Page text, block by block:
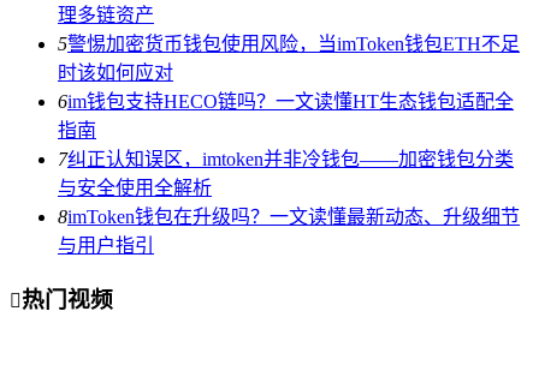
理多链资产
5警惕加密货币钱包使用风险，当imToken钱包ETH不足
时该如何应对
6im钱包支持HECO链吗？一文读懂HT生态钱包适配全
指南
7纠正认知误区，imtoken并非冷钱包——加密钱包分类
与安全使用全解析
8imToken钱包在升级吗？一文读懂最新动态、升级细节
与用户指引
热门视频